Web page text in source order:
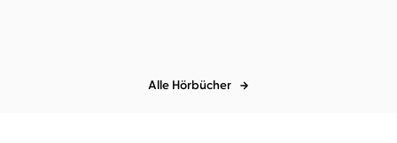
Alle Hörbücher